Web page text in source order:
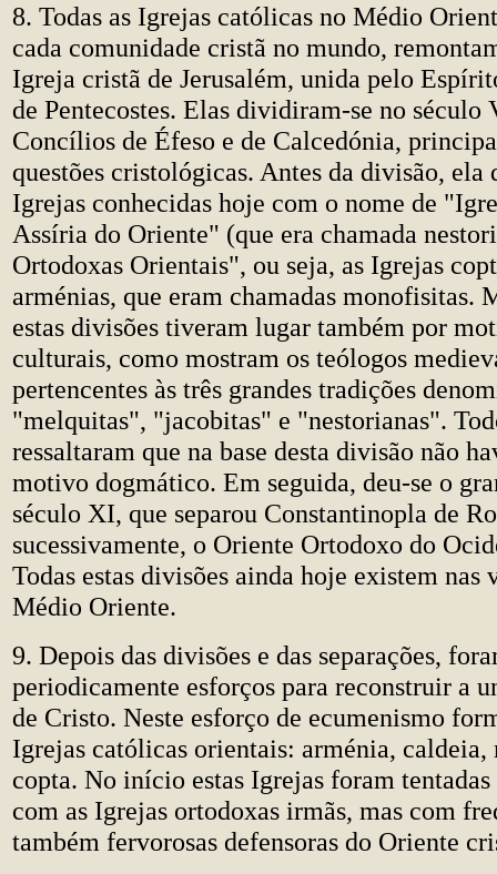
8. Todas as Igrejas católicas no Médio
cada comunidade cristã no mundo,
Igreja cristã de Jerusalém, unida pelo
de Pentecostes. Elas dividiram-se no século
Concílios de Éfeso e de Calcedónia,
questões cristológicas. Antes da divisão, ela
Igrejas conhecidas hoje com o nome de
Assíria do Oriente" (que era chamada
Ortodoxas Orientais", ou seja, as Igrejas
arménias, que eram chamadas monofisitas.
estas divisões tiveram lugar também por
culturais, como mostram os teólogos
pertencentes às três grandes tradições
"melquitas", "jacobitas" e "nestorianas".
ressaltaram que na base desta divisão não
motivo dogmático. Em seguida, deu-se o
século XI, que separou Constantinopla de
sucessivamente, o Oriente Ortodoxo do
Todas estas divisões ainda hoje existem nas
Médio Oriente.
9. Depois das divisões e das separações,
periodicamente esforços para reconstruir a
de Cristo. Neste esforço de ecumenismo
Igrejas católicas orientais: arménia,
copta. No início estas Igrejas foram
com as Igrejas ortodoxas irmãs, mas com
também fervorosas defensoras do Oriente